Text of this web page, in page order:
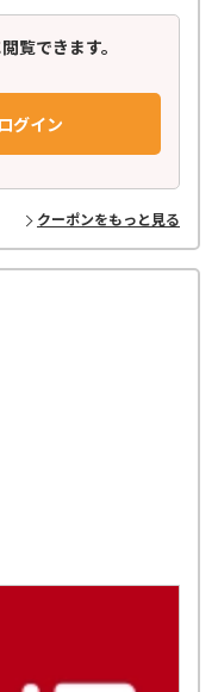
、旅の目的に合わせてお
］内にあり、施設内の
けます。
覧できます。
ログイン
クーポンをもっと見る